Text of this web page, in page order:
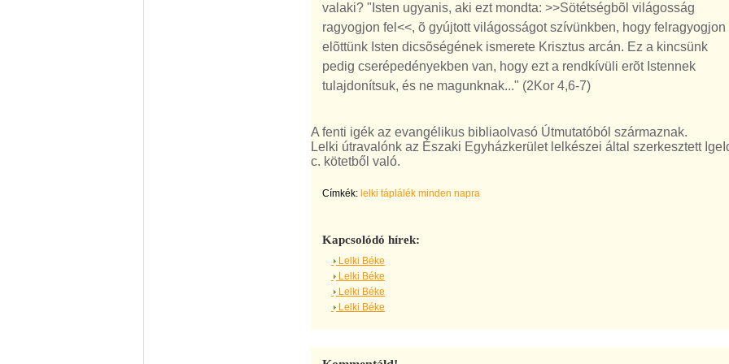
valaki? "Isten ugyanis, aki ezt mondta: >>Sötétségbõl világosság
ragyogjon fel<<, õ gyújtott világosságot szívünkben, hogy felragyogjon
elõttünk Isten dicsõségének ismerete Krisztus arcán. Ez a kincsünk
pedig cserépedényekben van, hogy ezt a rendkívüli erõt Istennek
tulajdonítsuk, és ne magunknak..." (2Kor 4,6-7)
A fenti igék az evangélikus bibliaolvasó Útmutatóból származnak.
Lelki útravalónk az Északi Egyházkerület lelkészei által szerkesztett
c. kötetből való.
Címkék: lelki táplálék minden napra
Kapcsolódó hírek:
Lelki Béke
Lelki Béke
Lelki Béke
Lelki Béke